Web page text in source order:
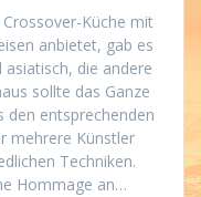
Küche mit
anbietet, gab es
die andere
sollte das Ganze
den entsprechenden
mehrere Künstler
Techniken.
Hommage an…